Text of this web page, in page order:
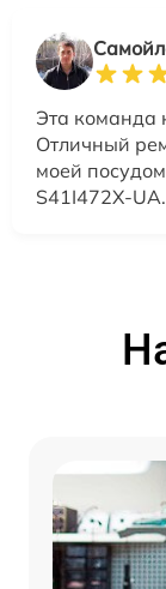
Эта команда
Отличный
моей
S41I472X-UA.